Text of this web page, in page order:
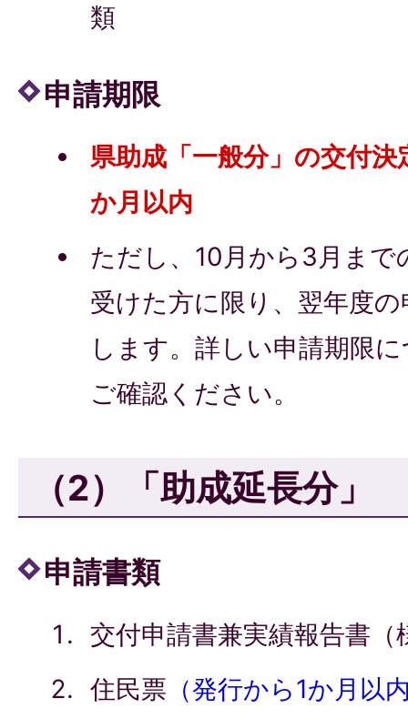
類
申請期限
県助成「一般分」の交付
か月以内
ただし、10月から3月まで
受けた方に限り、翌年度
します。詳しい申請期限
ご確認ください。
（2）「助成延長分」
申請書類
交付申請書兼実績報告書（
住民票 （発行から1か月以